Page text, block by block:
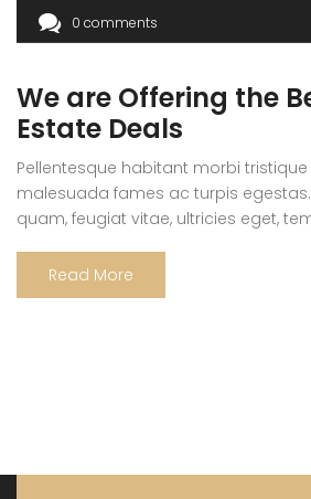
0 comments
We are Offering the
Estate Deals
Pellentesque habitant morbi
malesuada fames ac turpis
quam, feugiat vitae, ultricies eget,
ultricies mi vitae est. Mauris placerat
sit amet est et sapien ullamcorper
Read More